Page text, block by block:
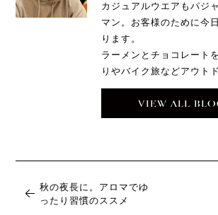
カジュアルウエアもパジ
マン。お客様のために今
ります。
ラーメンとチョコレート
りやバイク旅などアウト
VIEW ALL
秋の夜長に。アロマでゆ
ったり習慣のススメ